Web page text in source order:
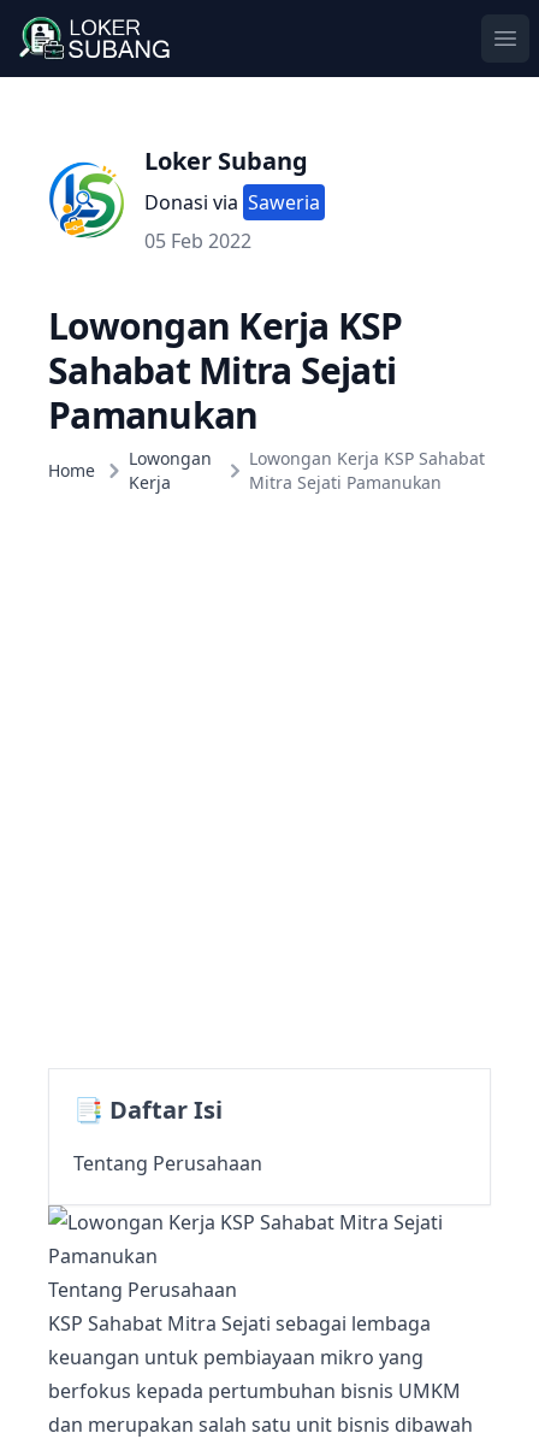
Loker Subang
Donasi via Saweria
05 Feb 2022
Lowongan Kerja KSP
Sahabat Mitra Sejati
Pamanukan
Home
Lowongan
Kerja
Lowongan Kerja KSP Sahabat
Mitra Sejati Pamanukan
📑 Daftar Isi
Tentang Perusahaan
Tentang Perusahaan
KSP Sahabat Mitra Sejati sebagai lembaga
keuangan untuk pembiayaan mikro yang
berfokus kepada pertumbuhan bisnis UMKM
dan merupakan salah satu unit bisnis dibawah